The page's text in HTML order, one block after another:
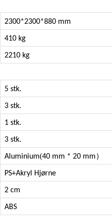
2300*2300*880 mm
410 kg
2210 kg
5 stk.
3 stk.
1 stk.
3 stk.
Aluminium(40 mm * 20 mm）
PS+Akryl Hjørne
2 cm
ABS